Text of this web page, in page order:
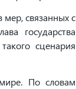
мер, связанных с
государства
сценария
По словам